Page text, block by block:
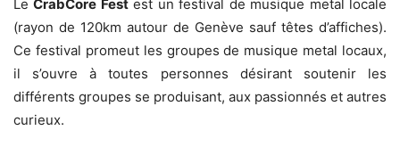
LeCrabCore Festest un festival de musique metal locale
(rayon de 120km autour de Genève sauf têtes d’affiches).
Ce festival promeut les groupes de musique metal locaux,
il s’ouvre à toutes personnes désirant soutenir les
différents groupes se produisant, aux passionnés et autres
curieux.